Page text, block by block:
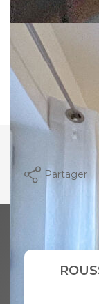
assurances
d'entretien
Prix de vente:
charge
Nos
Partager